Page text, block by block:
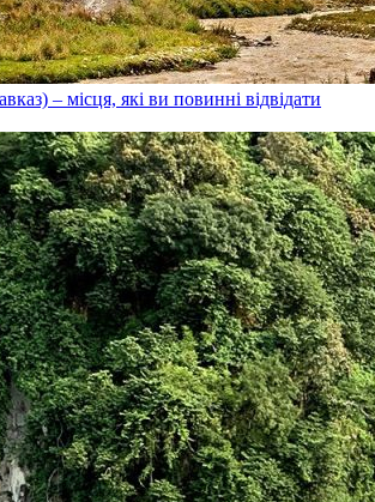
– місця, які ви повинні відвідати